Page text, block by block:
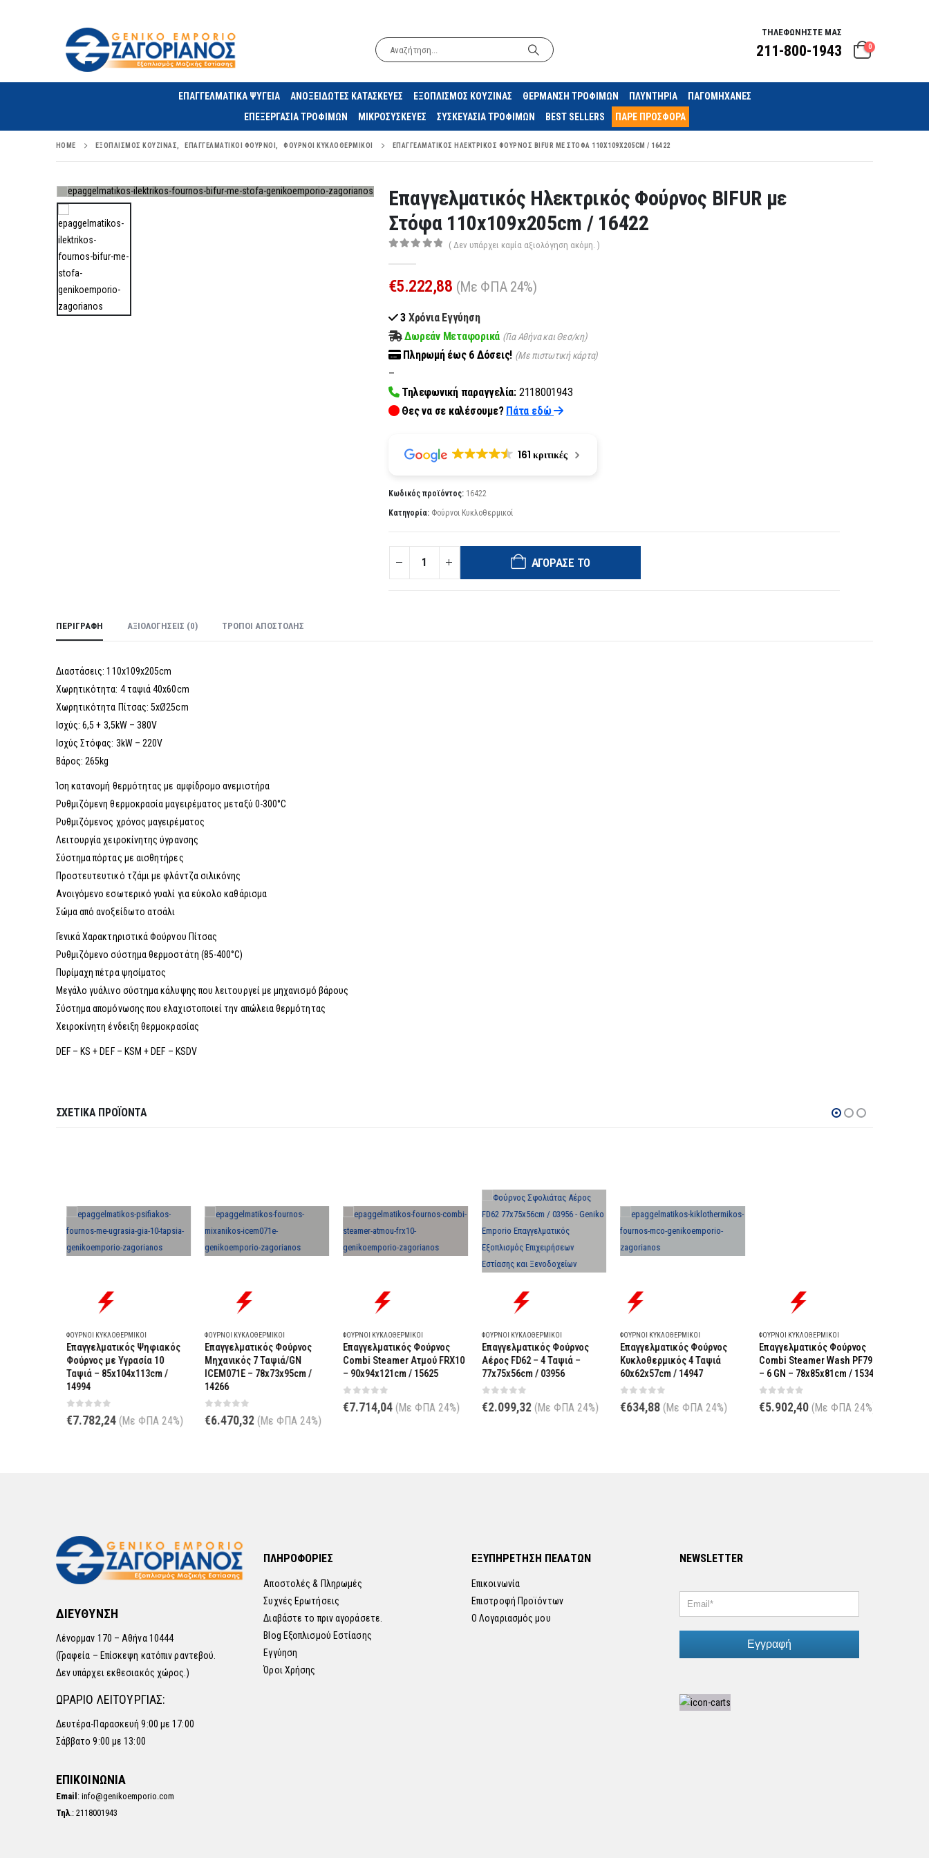
ΤΗΛΕΦΩΝΗΣΤΕ ΜΑΣ
211-800-1943 0
ΕΠΑΓΓΕΛΜΑΤΙΚΑ ΨΥΓΕΙΑ ΑΝΟΞΕΙΔΩΤΕΣ ΚΑΤΑΣΚΕΥΕΣ ΕΞΟΠΛΙΣΜΟΣ ΚΟΥΖΙΝΑΣ ΘΕΡΜΑΝΣΗ ΤΡΟΦΙΜΩΝ ΠΛΥΝΤΗΡΙΑ
ΠΑΓΟΜΗΧΑΝΕΣ
ΕΠΕΞΕΡΓΑΣΙΑ ΤΡΟΦΙΜΩΝ
ΜΙΚΡΟΣΥΣΚΕΥΕΣ ΣΥΣΚΕΥΑΣΙΑ ΤΡΟΦΙΜΩΝ BEST SELLERS ΠΑΡΕ ΠΡΟΣΦΟΡΑ
HOME ΕΞΟΠΛΙΣΜΌΣ ΚΟΥΖΊΝΑΣ ΕΠΑΓΓΕΛΜΑΤΙΚΟΊ ΦΟΎΡΝΟΙ ΦΟΎΡΝΟΙ ΚΥΚΛΟΘΕΡΜΙΚΟΊ ΕΠΑΓΓΕΛΜΑΤΙΚΌΣ ΗΛΕΚΤΡΙΚΌΣ ΦΟΎΡΝΟΣ BIFUR ΜΕ ΣΤΌΦΑ 110X109X205CM / 16422
Επαγγελματικός Ηλεκτρικός Φούρνος BIFUR με
Στόφα 110x109x205cm / 16422
( Δεν υπάρχει καμία αξιολόγηση ακόμη. )
€5.222,88 (Με ΦΠΑ 24%)
3 Χρόνια Εγγύηση
Δωρεάν Μεταφορικά (Για Αθήνα και Θεσ/κη)
Πληρωμή έως 6 Δόσεις! (Με πιστωτική κάρτα)
–
Τηλεφωνική παραγγελία:2118001943
Θες να σε καλέσουμε? Πάτα εδώ
161 κριτικές
Κωδικός προϊόντος: 16422
Κατηγορία: Φούρνοι Κυκλοθερμικοί
ΑΓΌΡΑΣΈ ΤΟ
ΠΕΡΙΓΡΑΦΉ ΑΞΙΟΛΟΓΉΣΕΙΣ (0) ΤΡΌΠΟΙ ΑΠΟΣΤΟΛΉΣ
Διαστάσεις: 110x109x205cm
Χωρητικότητα: 4 ταψιά 40x60cm
Χωρητικότητα Πίτσας: 5xØ25cm
Ισχύς: 6,5 + 3,5kW – 380V
Ισχύς Στόφας: 3kW – 220V
Βάρος: 265kg
Ίση κατανομή θερμότητας με αμφίδρομο ανεμιστήρα
Ρυθμιζόμενη θερμοκρασία μαγειρέματος μεταξύ 0-300°C
Ρυθμιζόμενος χρόνος μαγειρέματος
Λειτουργία χειροκίνητης ύγρανσης
Σύστημα πόρτας με αισθητήρες
Προστευτευτικό τζάμι με φλάντζα σιλικόνης
Ανοιγόμενο εσωτερικό γυαλί για εύκολο καθάρισμα
Σώμα από ανοξείδωτο ατσάλι
Γενικά Χαρακτηριστικά Φούρνου Πίτσας
Ρυθμιζόμενο σύστημα θερμοστάτη (85-400°C)
Πυρίμαχη πέτρα ψησίματος
Μεγάλο γυάλινο σύστημα κάλυψης που λειτουργεί με μηχανισμό βάρους
Σύστημα απομόνωσης που ελαχιστοποιεί την απώλεια θερμότητας
Χειροκίνητη ένδειξη θερμοκρασίας
DEF – KS + DEF – KSM + DEF – KSDV
ΣΧΕΤΙΚΆ ΠΡΟΪΌΝΤΑ
ΦΟΎΡΝΟΙ ΚΥΚΛΟΘΕΡΜΙΚΟΊ
Επαγγελματικός Ψηφιακός
Φούρνος με Υγρασία 10
Ταψιά – 85x104x113cm /
14994
out of 5
7.782,24 (Με ΦΠΑ 24%)
ΦΟΎΡΝΟΙ ΚΥΚΛΟΘΕΡΜΙΚΟΊ
Επαγγελματικός Φούρνος
Μηχανικός 7 Ταψιά/GN
ICEM071E – 78x73x95cm /
14266
out of 5
6.470,32 (Με ΦΠΑ 24%)
ΦΟΎΡΝΟΙ ΚΥΚΛΟΘΕΡΜΙΚΟΊ
Επαγγελματικός Φούρνος
Combi Steamer Ατμού FRX10
– 90x94x121cm / 15625
out of 5
7.714,04 (Με ΦΠΑ 24%)
ΦΟΎΡΝΟΙ ΚΥΚΛΟΘΕΡΜΙΚΟΊ
Επαγγελματικός Φούρνος
Αέρος FD62 – 4 Ταψιά –
77x75x56cm / 03956
out of 5
2.099,32 (Με ΦΠΑ 24%)
ΦΟΎΡΝΟΙ ΚΥΚΛΟΘΕΡΜΙΚΟΊ
Επαγγελματικός Φούρνος
Κυκλοθερμικός 4 Ταψιά
60x62x57cm / 14947
out of 5
634,88 (Με ΦΠΑ 24%)
ΦΟΎΡΝΟΙ ΚΥΚΛΟΘΕΡΜΙΚΟΊ
Επαγγελματικός Φούρνος
Combi Steamer Wash PF7906
– 6 GN – 78x85x81cm / 15349
out of 5
5.902,40 (Με ΦΠΑ 24%)
ΔΙΕΥΘΥΝΣΗ
Λένορμαν 170 – Αθήνα 10444
(Γραφεία – Επίσκεψη κατόπιν ραντεβού.
Δεν υπάρχει εκθεσιακός χώρος.)
ΩΡΑΡΙΟ ΛΕΙΤΟΥΡΓΙΑΣ:
Δευτέρα-Παρασκευή 9:00 με 17:00
Σάββατο 9:00 με 13:00
ΕΠΙΚΟΙΝΩΝΙΑ
Email: info@genikoemporio.com
Τηλ.: 2118001943
ΠΛΗΡΟΦΟΡΙΕΣ
Αποστολές & Πληρωμές
Συχνές Ερωτήσεις
Διαβάστε το πριν αγοράσετε.
Blog Εξοπλισμού Εστίασης
Εγγύηση
Όροι Χρήσης
ΕΞΥΠΗΡΕΤΗΣΗ ΠΕΛΑΤΩΝ
Επικοινωνία
Επιστροφή Προϊόντων
Ο Λογαριασμός μου
NEWSLETTER
Εγγραφή